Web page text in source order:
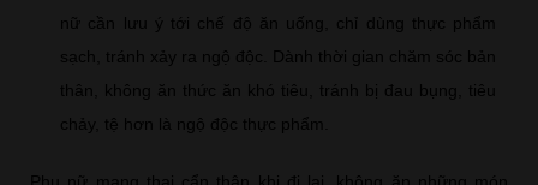
nữ cần lưu ý tới chế độ ăn uống, chỉ dùng thực phẩm
sạch, tránh xảy ra ngộ độc. Dành thời gian chăm sóc bản
thân, không ăn thức ăn khó tiêu, tránh bị đau bụng, tiêu
chảy, tệ hơn là ngộ độc thực phẩm.
Phụ nữ mang thai cẩn thận khi đi lại, không ăn những món